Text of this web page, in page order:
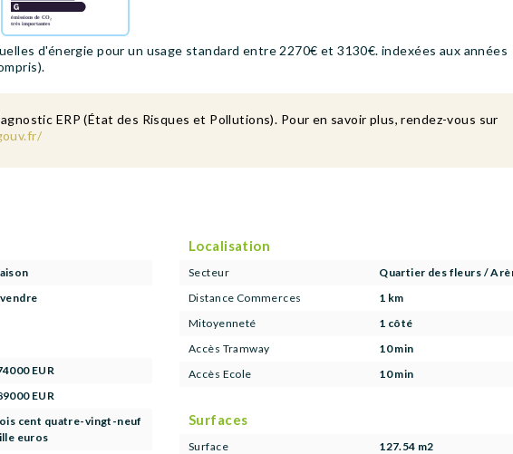
d'énergie pour un usage standard entre 2270€ et 3130€. indexées aux années
ERP (État des Risques et Pollutions). Pour en savoir plus, rendez-vous sur
Localisation
Secteur
Quartier des fleurs /
Distance Commerces
1 km
Mitoyenneté
1 côté
Accès Tramway
10 min
Accès Ecole
10 min
EUR
EUR
cent quatre-vingt-neuf
euros
Surfaces
Surface
127.54 m2